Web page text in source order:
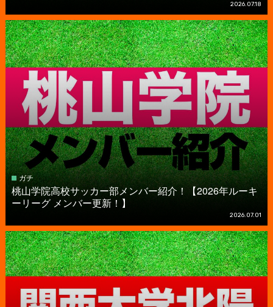
2026.07.18
ガチ
桃山学院高校サッカー部メンバー紹介！【2026年ルーキ
ーリーグ メンバー更新！】
2026.07.01